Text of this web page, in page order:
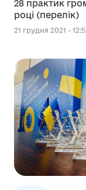
28 практик
році (перелік)
21 грудня 2021 -